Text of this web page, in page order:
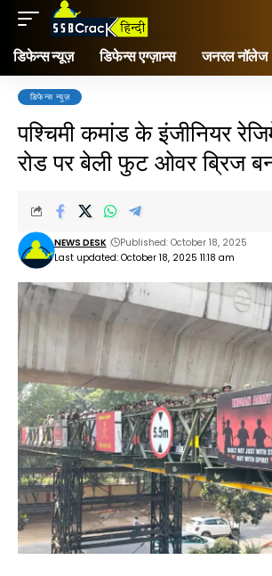
डिफेन्स न्यूज़ डिफेन्स एग्ज़ाम्स जनरल नॉलेज
डिफेन्स न्यूज़
पश्चिमी कमांड के इंजीनियर
रोड पर बेली फुट ओवर ब्रिज
Last updated: October 18, 2025 11:18 am
NEWS DESK Published: October 18, 2025